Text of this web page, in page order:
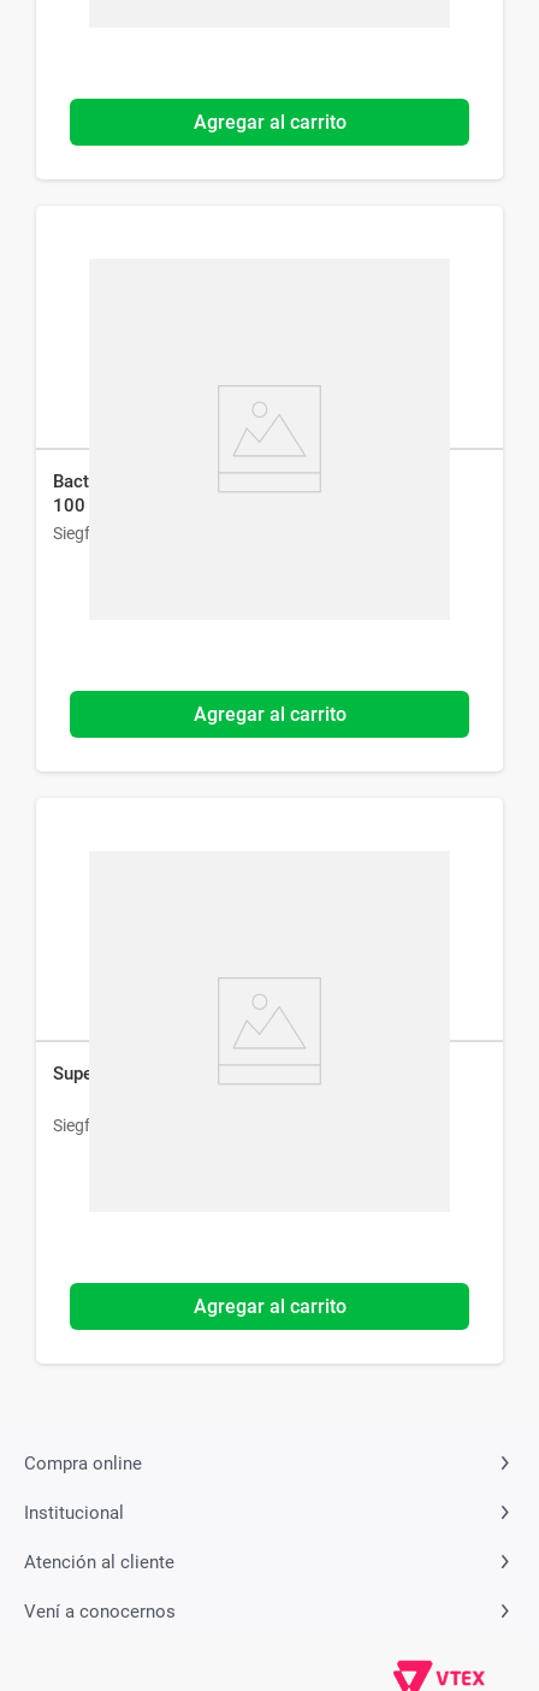
Agregar al carrito
Bactrim Sulfametoxazol + Trimetoprima Jarabe x
100 ml
Siegfried
Agregar al carrito
Supel 50 x 30 Comp
Siegfried
Agregar al carrito
Compra online
Institucional
Atención al cliente
Vení a conocernos